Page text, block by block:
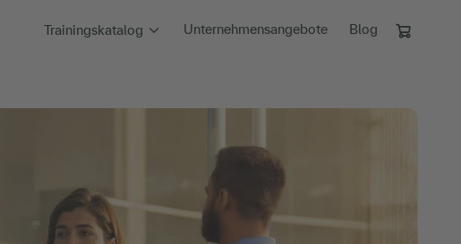
Trainingskatalog
Unternehmensangebote Blog